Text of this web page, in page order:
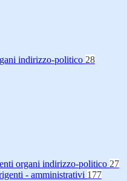
indirizzo-politico 28
organi indirizzo-politico 27
- amministrativi 177